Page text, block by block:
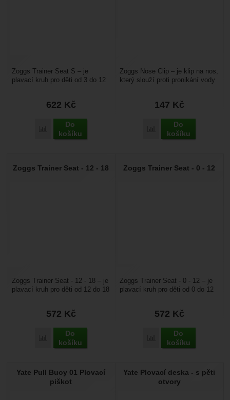
622 Kč
Přidat 'Zoggs Trainer Seat S' k porovnání
Do
košíku
Zoggs Trainer Seat S – je
plavací kruh pro děti od 3 do 12
147 Kč
Přidat 'Zoggs Nose
Do
košíku
Zoggs Nose Clip – je klip na nos,
který slouží proti pronikání vody
Zoggs Trainer Seat - 12 - 18
572 Kč
Přidat 'Zoggs Trainer Seat - 12 - 18' k porovnání
Do
košíku
Zoggs Trainer Seat - 12 - 18 – je
plavací kruh pro děti od 12 do 18
Zoggs Trainer Seat - 0 - 12
572 Kč
Přidat 'Zoggs Trainer
Do
košíku
Zoggs Trainer Seat - 0 - 12 – je
plavací kruh pro děti od 0 do 12
Yate Pull Buoy 01 Plovací
piškot
Yate Plovací deska - s pěti
otvory